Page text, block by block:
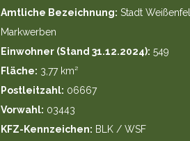
Amtliche Bezeichnung: Stadt
Markwerben
Einwohner (Stand 31.12.2024): 549
Fläche: 3,77 km²
Postleitzahl: 06667
Vorwahl: 03443
KFZ-Kennzeichen: BLK / WSF